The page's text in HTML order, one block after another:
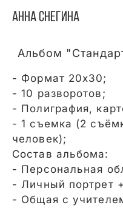
Анна Снегина
Альбом
- Формат 20х30;
- 10 разворотов;
- Полиграфия,
- 1 съемка (2
человек);
Состав альбома:
- Персональная
- Личный портрет
- Общая с